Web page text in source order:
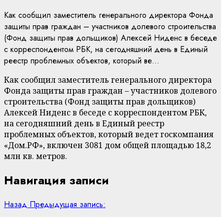
Как сообщил заместитель генерального директора Фонда
защиты прав граждан – участников долевого строительства
(Фонд защиты прав дольщиков) Алексей Ниденс в беседе
с корреспондентом РБК, на сегодняшний день в Единый
реестр проблемных объектов, который ве...
Как сообщил заместитель генерального директора
Фонда защиты прав граждан – участников долевого
строительства (Фонд защиты прав дольщиков)
Алексей Ниденс в беседе с корреспондентом РБК,
на сегодняшний день в Единый реестр
проблемных объектов, который ведет госкомпания
«Дом.РФ», включен 3081 дом общей площадью 18,2
млн кв. метров.
Навигация записи
Назад Предыдущая запись: